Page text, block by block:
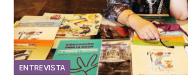
ENTREVISTA